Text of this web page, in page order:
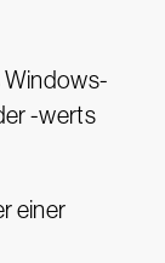
Windows-
-werts
einer